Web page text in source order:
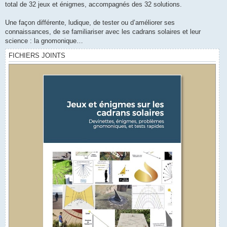
total de 32 jeux et énigmes, accompagnés des 32 solutions.
Une façon différente, ludique, de tester ou d’améliorer ses
connaissances, de se familiariser avec les cadrans solaires et leur
science : la gnomonique…
FICHIERS JOINTS